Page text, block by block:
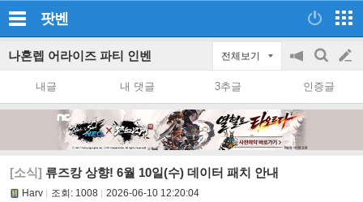
팟벤
나혼렙 어라이즈 파티 인벤 전체보기
공
on/off
검
색
글
쓰
내글 내 댓글 3추글 인증글
[소식] 류즈캉 상향! 6월 10일(수) 데이터 패치 안내
Harv 조회: 1008 2026-06-10 12:20:04